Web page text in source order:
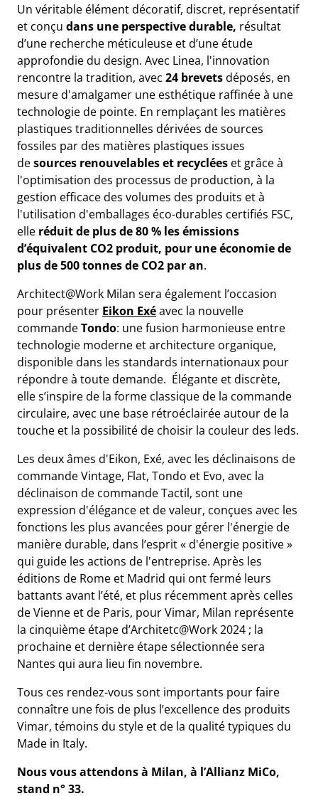
Un véritable élément décoratif, discret, représentatif
et conçu dans une perspective durable, résultat
d’une recherche méticuleuse et d’une étude
approfondie du design. Avec Linea, l'innovation
rencontre la tradition, avec 24 brevetsdéposés, en
mesure d'amalgamer une esthétique raffinée à une
technologie de pointe. En remplaçant les matières
plastiques traditionnelles dérivées de sources
fossiles par des matières plastiques issues
desources renouvelables et recyclées et grâce à
l'optimisation des processus de production, à la
gestion efficace des volumes des produits et à
l'utilisation d'emballages éco-durables certifiés FSC,
elle réduit de plus de 80 % les émissions
d’équivalent CO2 produit, pour une économie de
plus de 500 tonnes de CO2 par an.
Architect@Work Milan sera également l’occasion
pour présenter Eikon Exéavec la nouvelle
commandeTondo: une fusion harmonieuse entre
technologie moderne et architecture organique,
disponible dans les standards internationaux pour
répondre à toute demande. Élégante et discrète,
elle s’inspire de la forme classique de la commande
circulaire, avec une base rétroéclairée autour de la
touche et la possibilité de choisir la couleur des leds.
Les deux âmes d'Eikon, Exé, avec les déclinaisons de
commande Vintage, Flat, Tondo et Evo, avec la
déclinaison de commande Tactil, sont une
expression d'élégance et de valeur, conçues avec les
fonctions les plus avancées pour gérer l'énergie de
manière durable, dans l’esprit « d'énergie positive »
qui guide les actions de l'entreprise. Après les
éditions de Rome et Madrid qui ont fermé leurs
battants avant l’été, et plus récemment après celles
de Vienne et de Paris, pour Vimar, Milan représente
la cinquième étape d’Architetc@Work 2024 ; la
prochaine et dernière étape sélectionnée sera
Nantes qui aura lieu fin novembre.
Tous ces rendez-vous sont importants pour faire
connaître une fois de plus l’excellence des produits
Vimar, témoins du style et de la qualité typiques du
Made in Italy.
Nous vous attendons à Milan, à l’Allianz MiCo,
stand n° 33.